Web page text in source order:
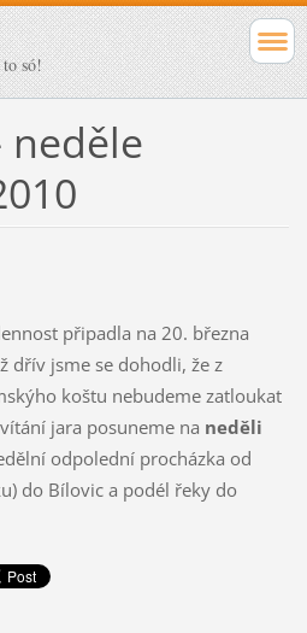
só!
neděle
připadla na 20. března
dřív jsme se dohodli, že z
koštu nebudeme zatloukat
jara posuneme na neděli
odpolední procházka od
do Bílovic a podél řeky do